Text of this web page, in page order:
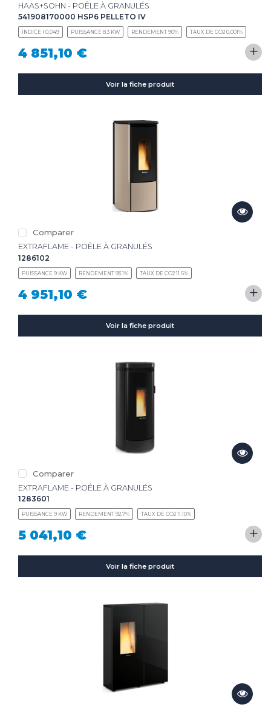
HAAS+SOHN - POÊLE À GRANULÉS
541908170000 HSP6 PELLETO IV
INDICE I 0.049 PUISSANCE 8.3 KW RENDEMENT 90% TAUX DE CO2 0.001%
4 851,10 € +
Voir la fiche produit
Comparer
EXTRAFLAME - POÊLE À GRANULÉS
1286102
PUISSANCE 9 KW RENDEMENT 93.1% TAUX DE CO2 11.5%
4 951,10 € +
Voir la fiche produit
Comparer
EXTRAFLAME - POÊLE À GRANULÉS
1283601
PUISSANCE 9 KW RENDEMENT 92.7% TAUX DE CO2 11.10%
5 041,10 € +
Voir la fiche produit